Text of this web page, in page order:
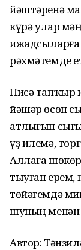
йәштәренә
күрә улар
рәхмәтемде
Нисә тапҡыр
йәшәр өсөн
атлығып
үҙ илемә,
Аллаға
тыуған ерем,
төйәгемдә
шуның менән
Автор: